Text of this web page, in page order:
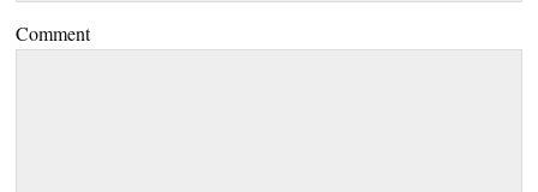
Comment